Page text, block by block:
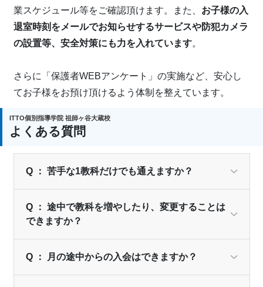
業スケジュール等をご確認頂けます。また、 お子様の入
退室時刻をメールでお知らせするサービスや防犯カメラ
の設置等、安全対策にも力を入れています。
さらに「保護者WEBアンケート」の実施など、安心し
てお子様をお預け頂けるよう体制を整えています。
ITTO個別指導学院 祖師ヶ谷大蔵校
よくある質問
Q ： 苦手な1教科だけでも通えますか？
Q ： 途中で教科を増やしたり、変更することは
できますか？
Q ： 月の途中からの入会はできますか？